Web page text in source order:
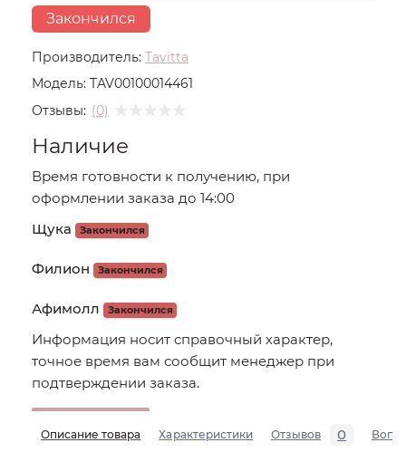
Производитель: Tavitta
Модель: TAV00100014461
Отзывы: (0)
Закончился
Наличие
Время готовности к получению, при
оформлении заказа до 14:00
Щука
Закончился
Филион Закончился
Афимолл Закончился
Информация носит справочный характер,
точное время вам сообщит менеджер при
подтверждении заказа.
Описание товара Характеристики Отзывов 0